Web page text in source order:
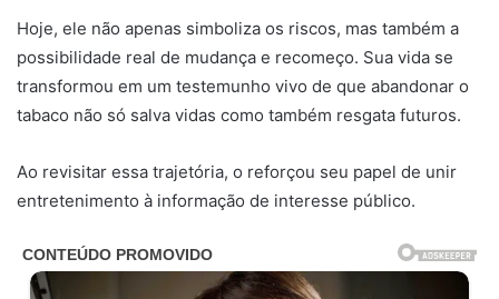
Hoje, ele não apenas simboliza os riscos, mas também a
possibilidade real de mudança e recomeço. Sua vida se
transformou em um testemunho vivo de que abandonar o
tabaco não só salva vidas como também resgata futuros.
Ao revisitar essa trajetória, o reforçou seu papel de unir
entretenimento à informação de interesse público.